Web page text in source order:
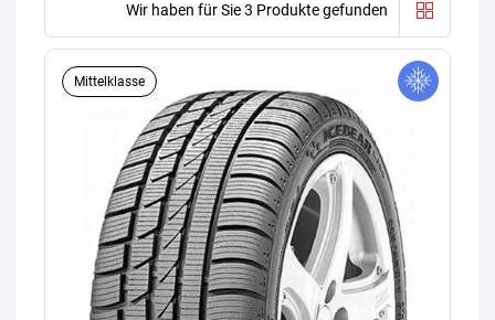
Wir haben für Sie 3 Produkte gefunden
Mittelklasse